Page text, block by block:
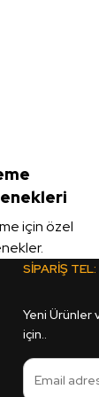
Dahil
Ver
için özel
SİPARİŞ TEL:
Yeni Ürünler
için..